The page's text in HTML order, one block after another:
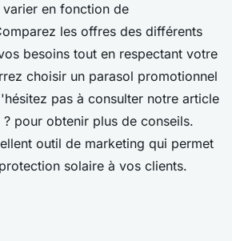
en fonction de
les offres des différents
besoins tout en respectant votre
choisir un parasol promotionnel
pas à consulter notre article
pour obtenir plus de conseils.
outil de marketing qui permet
solaire à vos clients.